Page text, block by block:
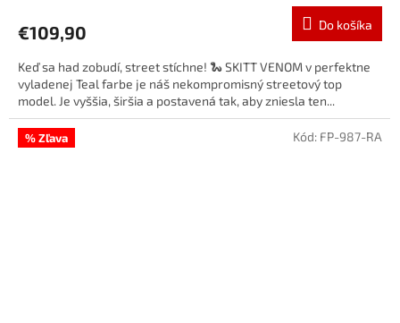
€109,90 Do košíka
Keď sa had zobudí, street stíchne! 🐍 SKITT VENOM v perfektne
vyladenej Teal farbe je náš nekompromisný streetový top
model. Je vyššia, širšia a postavená tak, aby zniesla ten...
% Zľava Kód: FP-987-RA